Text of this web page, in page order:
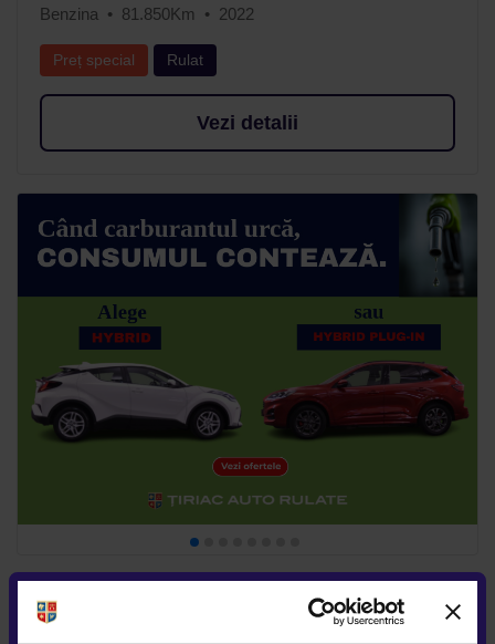
Benzina
81.850Km 2022
Preț special Rulat
Vezi detalii